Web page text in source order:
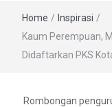
Home / Inspirasi /
Kaum Perempuan,
Didaftarkan PKS
Rombongan